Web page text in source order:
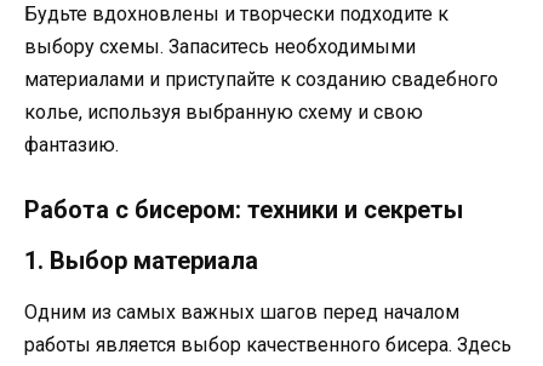
Будьте вдохновлены и творчески подходите к
выбору схемы. Запаситесь необходимыми
материалами и приступайте к созданию свадебного
колье, используя выбранную схему и свою
фантазию.
Работа с бисером: техники и секреты
1. Выбор материала
Одним из самых важных шагов перед началом
работы является выбор качественного бисера. Здесь